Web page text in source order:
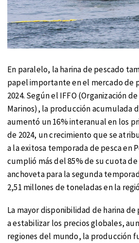
En paralelo, la harina de pescado
papel importante en el mercado de
2024. Según el IFFO (Organización
Marinos), la producción acumulada
aumentó un 16% interanual en los
de 2024, un crecimiento que se
a la exitosa temporada de pesca en
cumplió más del 85% de su cuota
anchoveta para la segunda
2,51 millones de toneladas en la
La mayor disponibilidad de harina
a estabilizar los precios globales,
regiones del mundo, la producción